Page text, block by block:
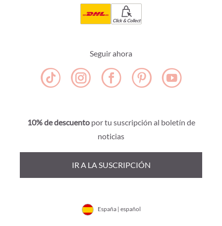
Click & Collect
Seguir ahora
10% de descuentopor tu suscripción al boletín de
noticias
IR A LA SUSCRIPCIÓN
España | español